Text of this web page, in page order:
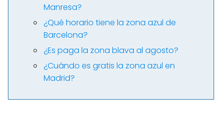
Manresa?
¿Qué horario tiene la zona azul de
Barcelona?
¿Es paga la zona blava al agosto?
¿Cuándo es gratis la zona azul en
Madrid?